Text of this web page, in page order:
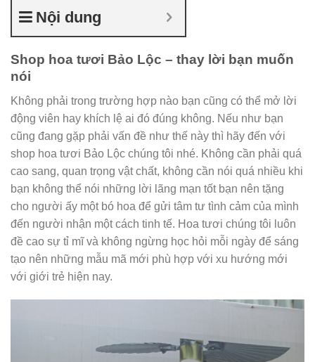
Nội dung
Shop hoa tươi Bảo Lộc – thay lời bạn muốn
nói
Không phải trong trường hợp nào bạn cũng có thể mở lời
động viên hay khích lệ ai đó đúng không. Nếu như bạn
cũng đang gặp phải vấn đề như thế này thì hãy đến với
shop hoa tươi Bảo Lộc chúng tôi nhé. Không cần phải quá
cao sang, quan trọng vật chất, không cần nói quá nhiều khi
bạn không thể nói những lời lãng mạn tốt bạn nên tặng
cho người ấy một bó hoa để gửi tâm tư tình cảm của mình
đến người nhận một cách tinh tế. Hoa tươi chúng tôi luôn
đề cao sự tỉ mĩ và không ngừng học hỏi mỗi ngày để sáng
tạo nên những mẫu mã mới phù hợp với xu hướng mới
với giới trẻ hiện nay.